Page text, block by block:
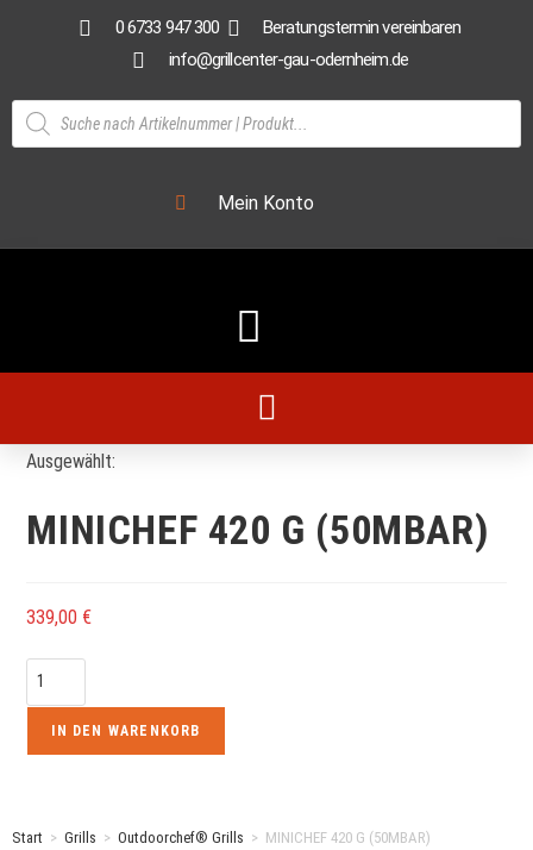
0 6733 947 300
Beratungstermin vereinbaren
info@grillcenter-gau-odernheim.de
Mein Konto
Ausgewählt:
MINICHEF 420 G (50MBAR)
339,00 €
IN DEN WARENKORB
Start > Grills > Outdoorchef® Grills > MINICHEF 420 G (50MBAR)